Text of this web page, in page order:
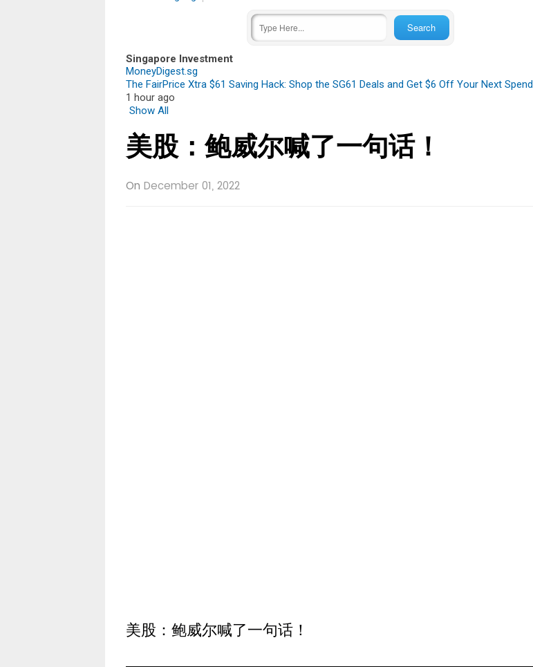
Singapore Investment
MoneyDigest.sg
The FairPrice Xtra $61 Saving Hack: Shop the SG61 Deals and Get $6 Off Your Next Spend
1 hour ago
Show All
美股：鲍威尔喊了一句话！
On December 01, 2022
美股：鲍威尔喊了一句话！